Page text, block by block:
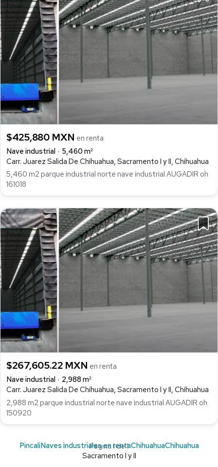
$425,880 MXN en renta
Nave industrial
5,460 m²
Carr. Juarez Salida De Chihuahua, Sacramento I y II, Chihuahua
5,460 m2 parque industrial norte nave industrial AUGADIR oh
161018
$267,605.22 MXN en renta
Nave industrial
2,988 m²
Carr. Juarez Salida De Chihuahua, Sacramento I y II, Chihuahua
2,988 m2 parque industrial norte nave industrial AUGADIR oh
150920
Página 1 de 1
PincaliNaves industriales en rentaChihuahuaChihuahua
Sacramento I y II